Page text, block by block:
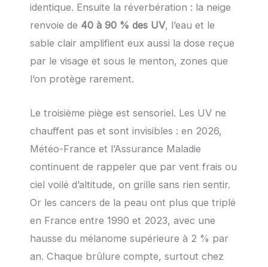
identique. Ensuite la réverbération : la neige
renvoie de 40 à 90 % des UV, l’eau et le
sable clair amplifient eux aussi la dose reçue
par le visage et sous le menton, zones que
l’on protège rarement.
Le troisième piège est sensoriel. Les UV ne
chauffent pas et sont invisibles : en 2026,
Météo-France et l’Assurance Maladie
continuent de rappeler que par vent frais ou
ciel voilé d’altitude, on grille sans rien sentir.
Or les cancers de la peau ont plus que triplé
en France entre 1990 et 2023, avec une
hausse du mélanome supérieure à 2 % par
an. Chaque brûlure compte, surtout chez